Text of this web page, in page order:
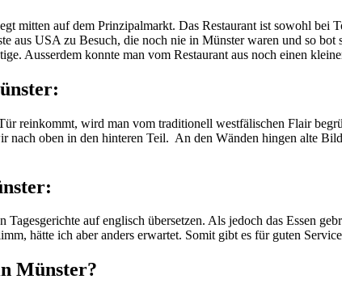
mitten auf dem Prinzipalmarkt. Das Restaurant ist sowohl bei
USA zu Besuch, die noch nie in Münster waren und so bot
Ausserdem konnte man vom Restaurant aus noch einen
reinkommt, wird man vom traditionell westfälischen Flair
nach oben in den hinteren Teil. An den Wänden hingen alte
auf englisch übersetzen. Als jedoch das Essen
hätte ich aber anders erwartet. Somit gibt es für guten
Münster?